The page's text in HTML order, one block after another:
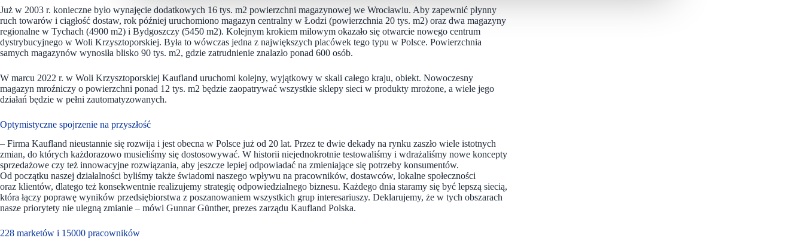
Już w 2003 r. konieczne było wynajęcie dodatkowych 16 tys. m2 powierzchni magazynowej we Wrocławiu. Aby zapewnić płynny
ruch towarów i ciągłość dostaw, rok później uruchomiono magazyn centralny w Łodzi (powierzchnia 20 tys. m2) oraz dwa magazyny
regionalne w Tychach (4900 m2) i Bydgoszczy (5450 m2). Kolejnym krokiem milowym okazało się otwarcie nowego centrum
dystrybucyjnego w Woli Krzysztoporskiej. Była to wówczas jedna z największych placówek tego typu w Polsce. Powierzchnia
samych magazynów wynosiła blisko 90 tys. m2, gdzie zatrudnienie znalazło ponad 600 osób.
W marcu 2022 r. w Woli Krzysztoporskiej Kaufland uruchomi kolejny, wyjątkowy w skali całego kraju, obiekt. Nowoczesny
magazyn mroźniczy o powierzchni ponad 12 tys. m2 będzie zaopatrywać wszystkie sklepy sieci w produkty mrożone, a wiele jego
działań będzie w pełni zautomatyzowanych.
Optymistyczne spojrzenie na przyszłość
– Firma Kaufland nieustannie się rozwija i jest obecna w Polsce już od 20 lat. Przez te dwie dekady na rynku zaszło wiele istotnych
zmian, do których każdorazowo musieliśmy się dostosowywać. W historii niejednokrotnie testowaliśmy i wdrażaliśmy nowe koncepty
sprzedażowe czy też innowacyjne rozwiązania, aby jeszcze lepiej odpowiadać na zmieniające się potrzeby konsumentów.
Od początku naszej działalności byliśmy także świadomi naszego wpływu na pracowników, dostawców, lokalne społeczności
oraz klientów, dlatego też konsekwentnie realizujemy strategię odpowiedzialnego biznesu. Każdego dnia staramy się być lepszą siecią,
która łączy poprawę wyników przedsiębiorstwa z poszanowaniem wszystkich grup interesariuszy. Deklarujemy, że w tych obszarach
nasze priorytety nie ulegną zmianie – mówi Gunnar Günther, prezes zarządu Kaufland Polska.
228 marketów i 15000 pracowników